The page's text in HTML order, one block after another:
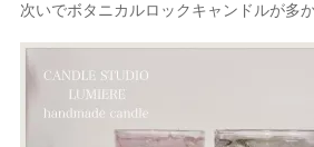
次いでボタニカルロックキャンドルが多